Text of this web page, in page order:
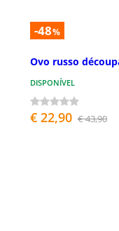
-48%
Ovo russo
DISPONÍVEL
€ 22,90 € 43,90